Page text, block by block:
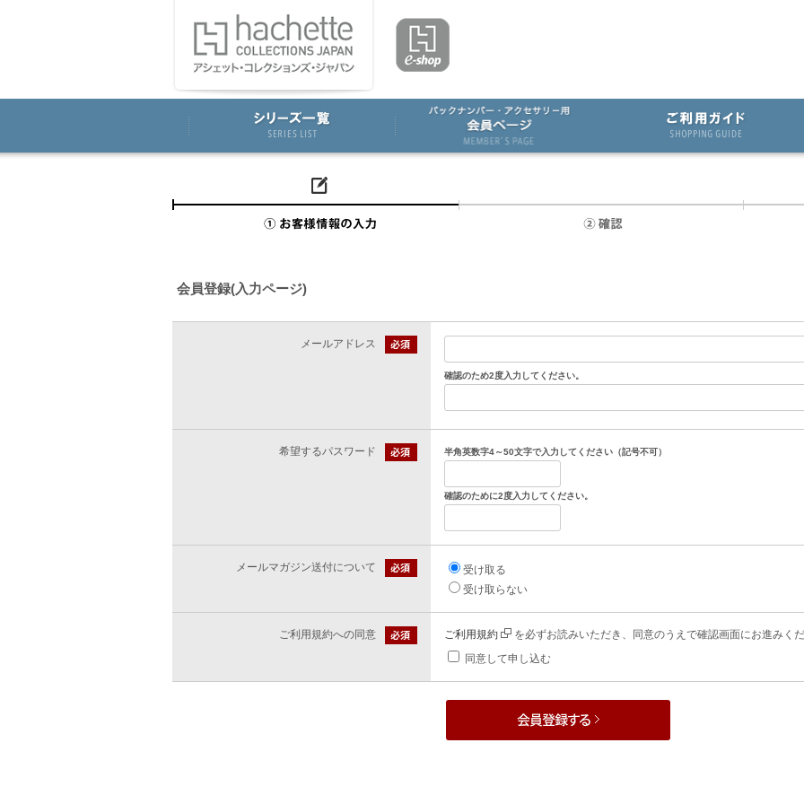
会員登録(入力ページ)
メールアドレス
確認のため2度入力してください。
希望するパスワード 半角英数字4～50文字で入力してください（記号不可）
確認のために2度入力してください。
メールマガジン送付について
受け取る
受け取らない
ご利用規約への同意 ご利用規約
を必ずお読みいただき、同意のうえで確認画面にお進みく
同意して申し込む